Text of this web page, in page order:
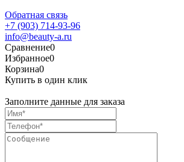
Обратная связь
+7 (903) 714-93-96
info@beauty-a.ru
Сравнение0
Избранное0
Корзина0
Купить в один клик
Заполните данные для заказа